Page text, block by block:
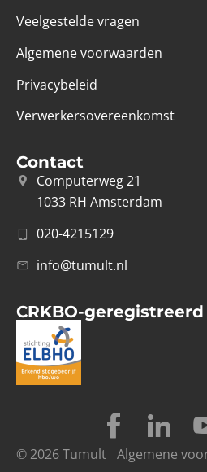
Veelgestelde vragen
Algemene voorwaarden
Privacybeleid
Verwerkersovereenkomst
Contact
Computerweg 21
1033 RH Amsterdam
020-4215129
info@tumult.nl
CRKBO-geregistreerd
© 2026 Tumult Algemene